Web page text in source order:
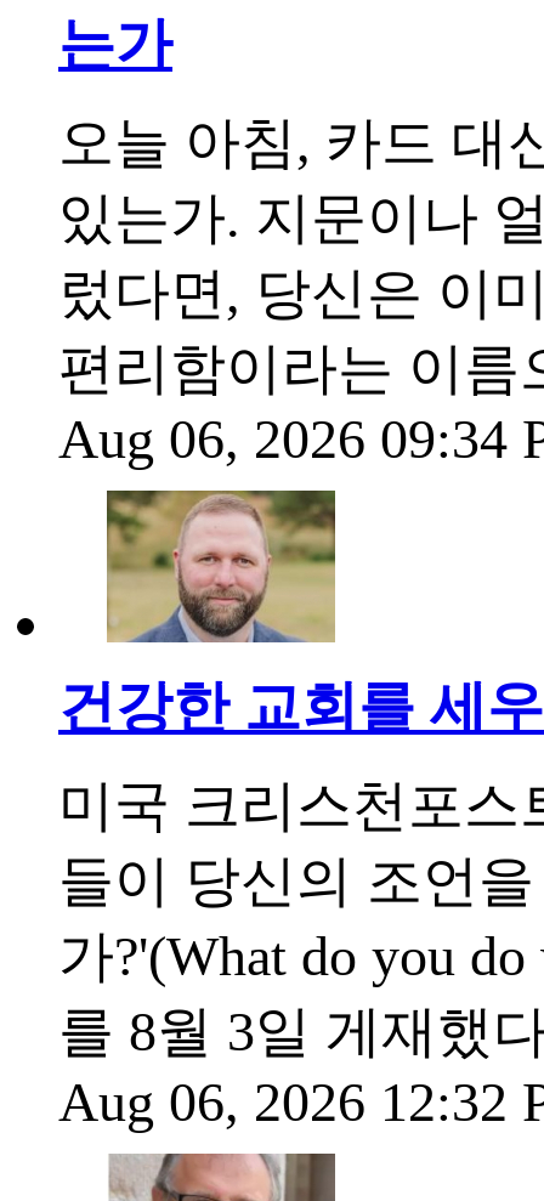
는가
오늘 아침, 카드 대
있는가. 지문이나
렀다면, 당신은 이
편리함이라는 이
Aug 06, 2026 09:34
건강한 교회를 세
미국 크리스천포스
들이 당신의 조언
가?'(What do you
를 8월 3일 게재했
Aug 06, 2026 12:32